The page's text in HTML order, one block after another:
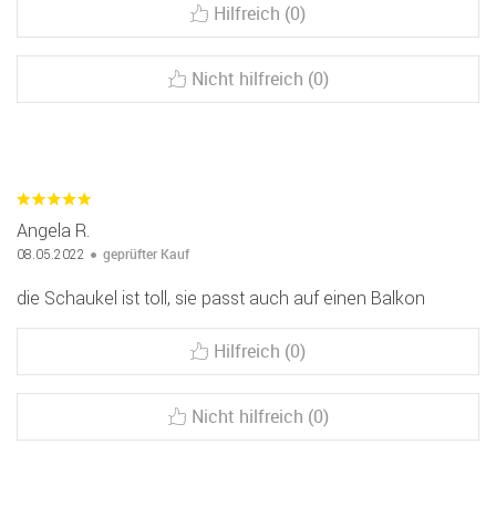
Hilfreich (0)
Nicht hilfreich (0)
Angela R.
08.05.2022 geprüfter Kauf
die Schaukel ist toll, sie passt auch auf einen Balkon
Hilfreich (0)
Nicht hilfreich (0)